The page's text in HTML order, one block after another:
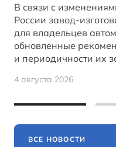
В связи с
России завод-
для владельцев
обновленные
и периодичности их
4 августа 2026
ВСЕ НОВОСТИ